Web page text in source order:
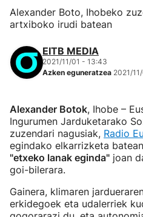
Alexander Boto, Ihobeko
artxiboko irudi batean
EITB MEDIA
2021/11/01 - 13:43
Azken eguneratzea 2021/
Alexander Botok, Ihobe –
Ingurumen Jarduketarako
zuzendari nagusiak, Radio
egindako elkarrizketa
"etxeko lanak eginda" joan
goi-bilerara.
Gainera, klimaren
erkidegoek eta udalerriek